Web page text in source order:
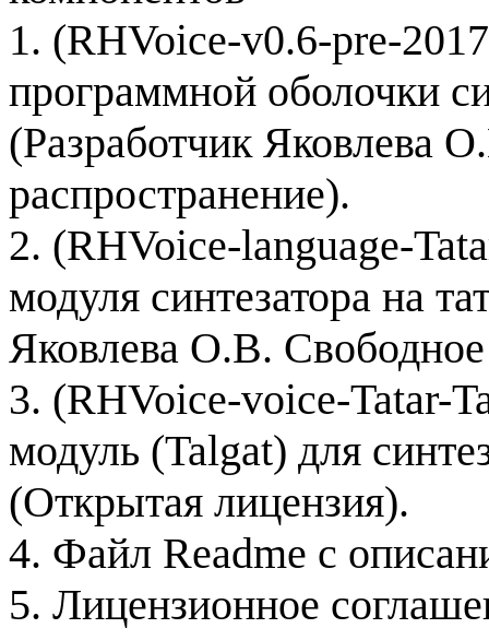
1. (RHVoice-v0.6-pre-
программной оболочки
(Разработчик Яковлева
распространение).
2. (RHVoice-language-
модуля синтезатора на
Яковлева О.В.
3. (RHVoice-voice-Tatar-
модуль (Talgat) для
(Открытая лицензия).
4. Файл Readme с
5. Лицензионное